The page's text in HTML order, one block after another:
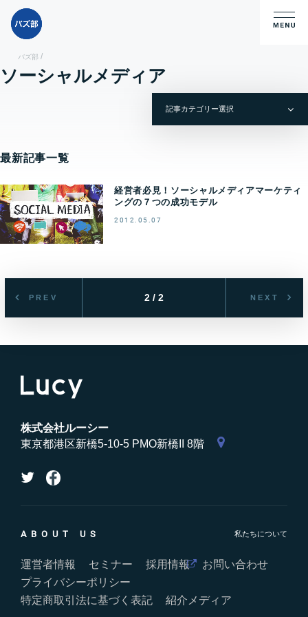
バズ部 /
ソーシャルメディア
最新記事一覧
経営者必見！ソーシャルメディアマーケティ
ングの７つの成功モデル
2012.05.07
PREV 2 / 2 NEXT
株式会社ルーシー
東京都港区新橋5-10-5 PMO新橋II 8階
ABOUT US
運営者情報 セミナー 採用情報
お問い合わせ
プライバシーポリシー
特定商取引法に基づく表記
紹介メディア